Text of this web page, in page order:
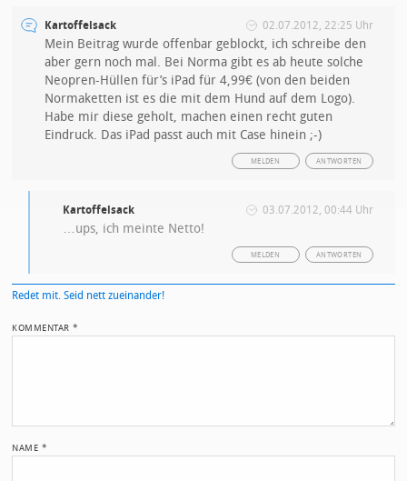
Kartoffelsack 02.07.2012, 22:25 Uhr
Mein Beitrag wurde offenbar geblockt, ich schreibe den
aber gern noch mal. Bei Norma gibt es ab heute solche
Neopren-Hüllen für’s iPad für 4,99€ (von den beiden
Normaketten ist es die mit dem Hund auf dem Logo).
Habe mir diese geholt, machen einen recht guten
Eindruck. Das iPad passt auch mit Case hinein ;-)
ANTWORTEN
MELDEN
Kartoffelsack 03.07.2012, 00:44 Uhr
…ups, ich meinte Netto!
ANTWORTEN
MELDEN
Redet mit. Seid nett zueinander!
KOMMENTAR*
NAME *